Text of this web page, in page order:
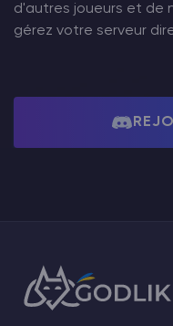
d'autres joueurs et de
gérez votre serveur